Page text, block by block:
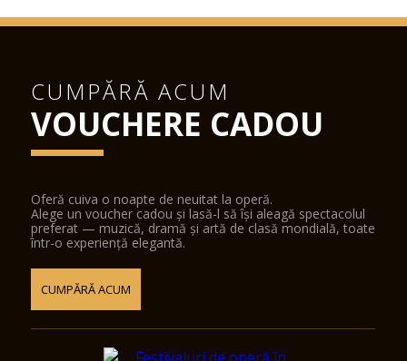
CUMPĂRĂ ACUM
VOUCHERE CADOU
Oferă cuiva o noapte de neuitat la operă.
Alege un voucher cadou și lasă-l să își aleagă spectacolul
preferat — muzică, dramă și artă de clasă mondială, toate
într-o experiență elegantă.
CUMPĂRĂ ACUM